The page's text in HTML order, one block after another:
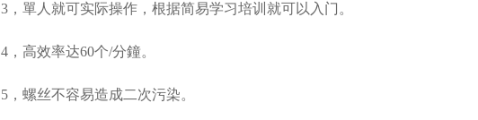
3，單人就可实际操作，根据简易学习培训就可以入门。
4，高效率达60个/分鐘。
5，螺丝不容易造成二次污染。